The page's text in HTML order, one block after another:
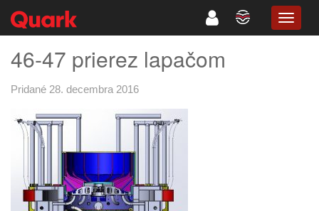
46-47 prierez lapačom
Pridané 28. decembra 2016